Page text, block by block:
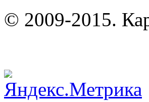
© 2009-2015.